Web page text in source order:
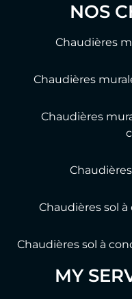
NOS
Chaudières
Chaudières
Chaudières
Chaudières sol
Chaudières sol à
MY